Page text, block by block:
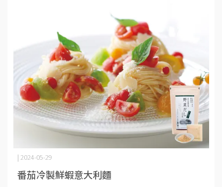
番茄冷製鮮蝦意大利麵
| 2024-05-29